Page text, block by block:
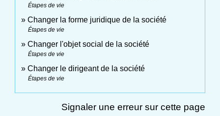
Étapes de vie
Changer la forme juridique de la société
Étapes de vie
Changer l'objet social de la société
Étapes de vie
Changer le dirigeant de la société
Étapes de vie
Signaler une erreur sur cette page